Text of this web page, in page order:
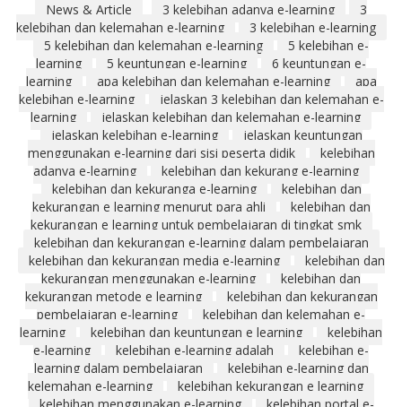
News & Article 3 kelebihan adanya e-learning
3
kelebihan dan kelemahan e-learning
3 kelebihan e-learning
5 kelebihan dan kelemahan e-learning
5 kelebihan e-
learning
5 keuntungan e-learning
6 keuntungan e-
learning
apa kelebihan dan kelemahan e-learning
apa
kelebihan e-learning
jelaskan 3 kelebihan dan kelemahan e-
learning
jelaskan kelebihan dan kelemahan e-learning
jelaskan kelebihan e-learning
jelaskan keuntungan
menggunakan e-learning dari sisi peserta didik
kelebihan
adanya e-learning
kelebihan dan kekurang e-learning
kelebihan dan kekuranga e-learning
kelebihan dan
kekurangan e learning menurut para ahli
kelebihan dan
kekurangan e learning untuk pembelajaran di tingkat smk
kelebihan dan kekurangan e-learning dalam pembelajaran
kelebihan dan kekurangan media e-learning
kelebihan dan
kekurangan menggunakan e-learning
kelebihan dan
kekurangan metode e learning
kelebihan dan kekurangan
pembelajaran e-learning
kelebihan dan kelemahan e-
learning
kelebihan dan keuntungan e learning
kelebihan
e-learning
kelebihan e-learning adalah
kelebihan e-
learning dalam pembelajaran
kelebihan e-learning dan
kelemahan e-learning
kelebihan kekurangan e learning